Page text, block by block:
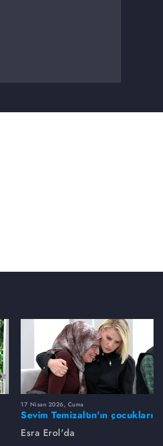
17 Nisan 2026, Cuma
Sevim Temizaltın'ın çocukları
nerede?
Esra Erol'da